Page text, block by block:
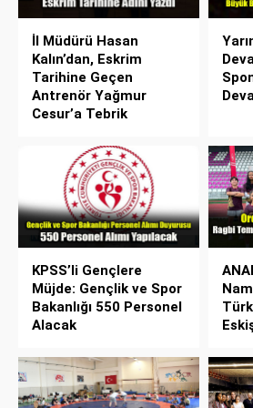
İl Müdürü Hasan
Kalın’dan, Eskrim
Tarihine Geçen
Antrenör Yağmur
Cesur’a Tebrik
KPSS’li Gençlere
Müjde: Gençlik ve Spor
Bakanlığı 550 Personel
Alacak